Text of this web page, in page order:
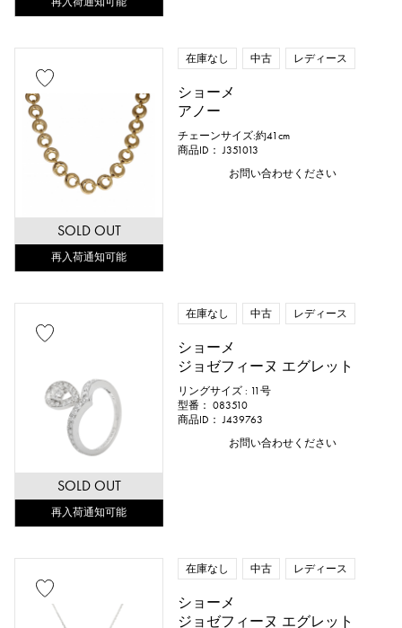
SOLD OUT
再入荷通知可能
在庫なし 中古 レディース
ショーメ
アノー
チェーンサイズ:約41cm
商品ID： J351013
お問い合わせください
SOLD OUT
再入荷通知可能
在庫なし 中古 レディース
ショーメ
ジョゼフィーヌ エグレット
リングサイズ : 11号
型番： 083510
商品ID： J439763
お問い合わせください
在庫なし 中古 レディース
ショーメ
ジョゼフィーヌ エグレット